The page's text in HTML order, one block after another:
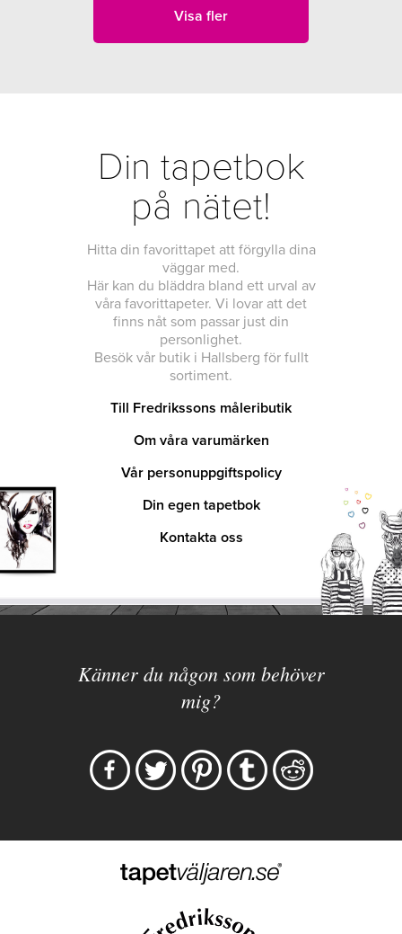
Visa fler
Din tapetbok
på nätet!
Hitta din favorittapet att förgylla dina
väggar med.
Här kan du bläddra bland ett urval av
våra favorittapeter. Vi lovar att det
finns nåt som passar just din
personlighet.
Besök vår butik i Hallsberg för fullt
sortiment.
Till Fredrikssons måleributik
Om våra varumärken
Vår personuppgiftspolicy
Din egen tapetbok
Kontakta oss
Känner du någon som behöver
mig?